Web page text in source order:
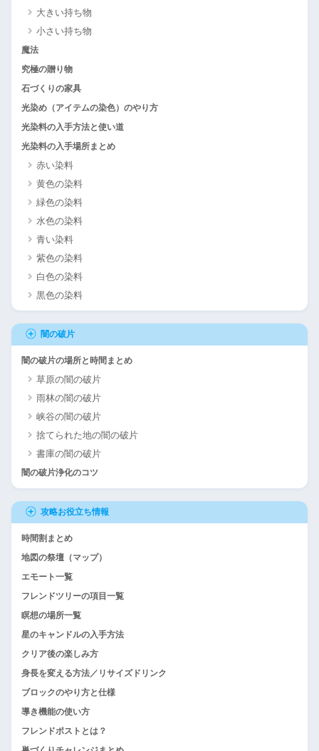
大きい持ち物
小さい持ち物
魔法
究極の贈り物
石づくりの家具
光染め（アイテムの染色）のやり方
光染料の入手方法と使い道
光染料の入手場所まとめ
赤い染料
黄色の染料
緑色の染料
水色の染料
青い染料
紫色の染料
白色の染料
黒色の染料
闇の破片
闇の破片の場所と時間まとめ
草原の闇の破片
雨林の闇の破片
峡谷の闇の破片
捨てられた地の闇の破片
書庫の闇の破片
闇の破片浄化のコツ
攻略お役立ち情報
時間割まとめ
地図の祭壇（マップ）
エモート一覧
フレンドツリーの項目一覧
瞑想の場所一覧
星のキャンドルの入手方法
クリア後の楽しみ方
身長を変える方法／リサイズドリンク
ブロックのやり方と仕様
導き機能の使い方
フレンドポストとは？